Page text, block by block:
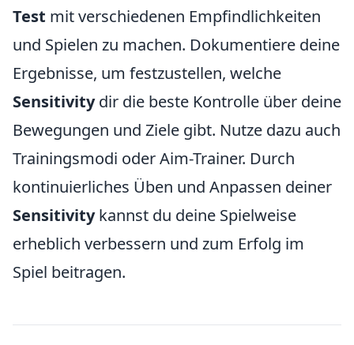
Test mit verschiedenen Empfindlichkeiten
und Spielen zu machen. Dokumentiere deine
Ergebnisse, um festzustellen, welche
Sensitivitydir die beste Kontrolle über deine
Bewegungen und Ziele gibt. Nutze dazu auch
Trainingsmodi oder Aim-Trainer. Durch
kontinuierliches Üben und Anpassen deiner
Sensitivitykannst du deine Spielweise
erheblich verbessern und zum Erfolg im
Spiel beitragen.